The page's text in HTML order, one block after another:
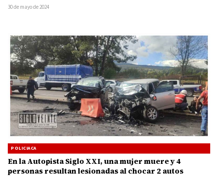
30 de mayo de 2024
POLICIACA
En la Autopista Siglo XXI, una mujer muere y 4
personas resultan lesionadas al chocar 2 autos